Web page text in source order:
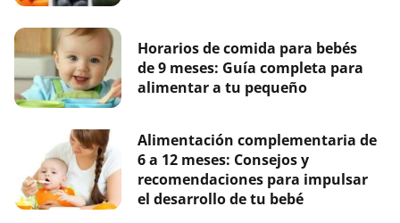
Horarios de comida para bebés
de 9 meses: Guía completa para
alimentar a tu pequeño
Alimentación complementaria de
6 a 12 meses: Consejos y
recomendaciones para impulsar
el desarrollo de tu bebé